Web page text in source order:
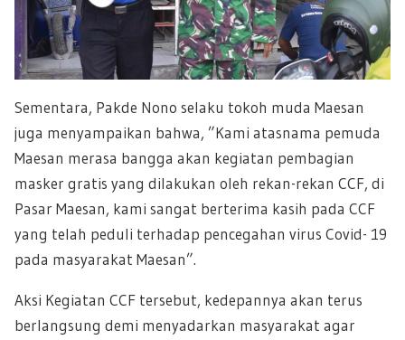
Sementara, Pakde Nono selaku tokoh muda Maesan
juga menyampaikan bahwa, ”Kami atasnama pemuda
Maesan merasa bangga akan kegiatan pembagian
masker gratis yang dilakukan oleh rekan-rekan CCF, di
Pasar Maesan, kami sangat berterima kasih pada CCF
yang telah peduli terhadap pencegahan virus Covid- 19
pada masyarakat Maesan”.
Aksi Kegiatan CCF tersebut, kedepannya akan terus
berlangsung demi menyadarkan masyarakat agar